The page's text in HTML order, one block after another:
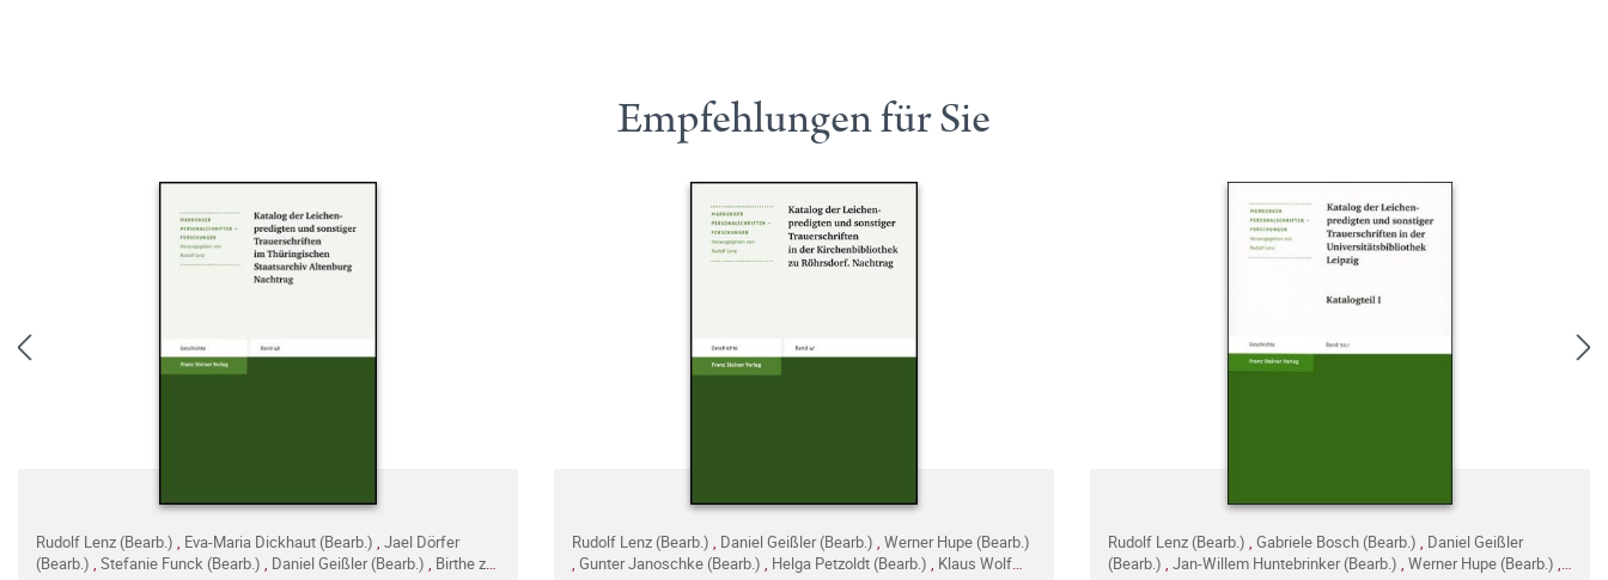
Empfehlungen für Sie
Rudolf Lenz (Bearb.) Eva-Maria Dickhaut (Bearb.) Jael Dörfer
(Bearb.) Stefanie Funck (Bearb.) Daniel Geißler (Bearb.)
Birthe zur
Rudolf Lenz (Bearb.) Daniel Geißler (Bearb.) Werner Hupe (Bearb.)
Gunter Janoschke (Bearb.) Helga Petzoldt (Bearb.)
Klaus Wolf
Rudolf Lenz (Bearb.) Gabriele Bosch (Bearb.)
Daniel Geißler
(Bearb.) Jan-Willem Huntebrinker (Bearb.) Werner Hupe (Bearb.)